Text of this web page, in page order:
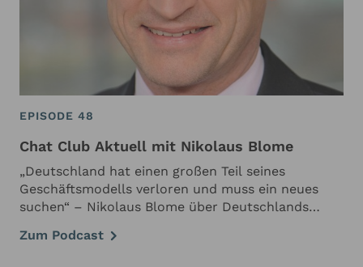
EPISODE 48
Chat Club Aktuell mit Nikolaus Blome
„Deutschland hat einen großen Teil seines
Geschäftsmodells verloren und muss ein neues
suchen“ – Nikolaus Blome über Deutschlands
Aktuell sprechen wir mit einem der profiliertesten
Zum Podcast